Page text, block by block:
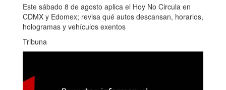
Este sábado 8 de agosto aplica el Hoy No Circula en
CDMX y Edomex; revisa qué autos descansan, horarios,
hologramas y vehículos exentos
Tribuna